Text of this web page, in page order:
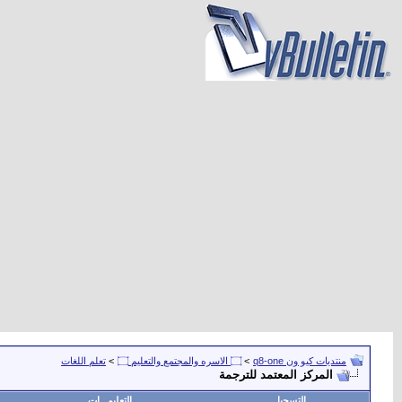
منتديات كيو ون q8-one >۝ الاسره والمجتمع والتعليم ۝ > تعلم اللغات
المركز المعتمد للترجمة